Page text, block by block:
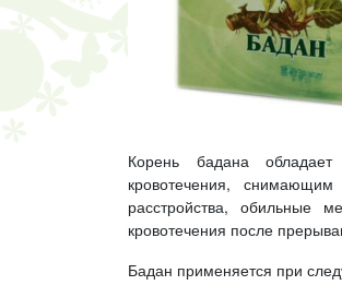
Корень бадана
кровотечения,
расстройства, обильные
кровотечения после
Бадан применяется при